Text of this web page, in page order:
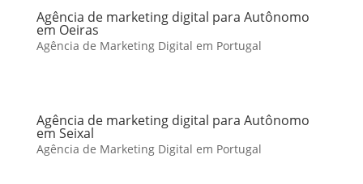
Agência de marketing digital para Autônomo
em Oeiras
Agência de Marketing Digital em Portugal
Agência de marketing digital para Autônomo
em Seixal
Agência de Marketing Digital em Portugal